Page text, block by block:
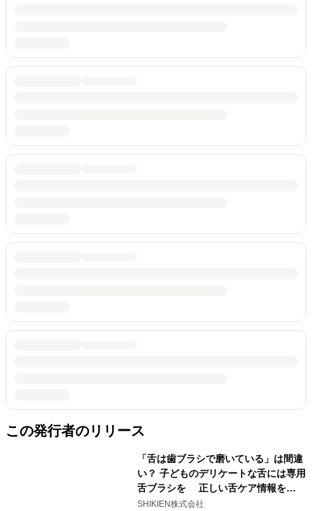
この発行者のリリース
「舌は歯ブラシで磨いている」は間違
い？ 子どものデリケートな舌には専用
舌ブラシを 正しい舌ケア情報を
SHIKIEN公式HPにて公開
SHIKIEN株式会社